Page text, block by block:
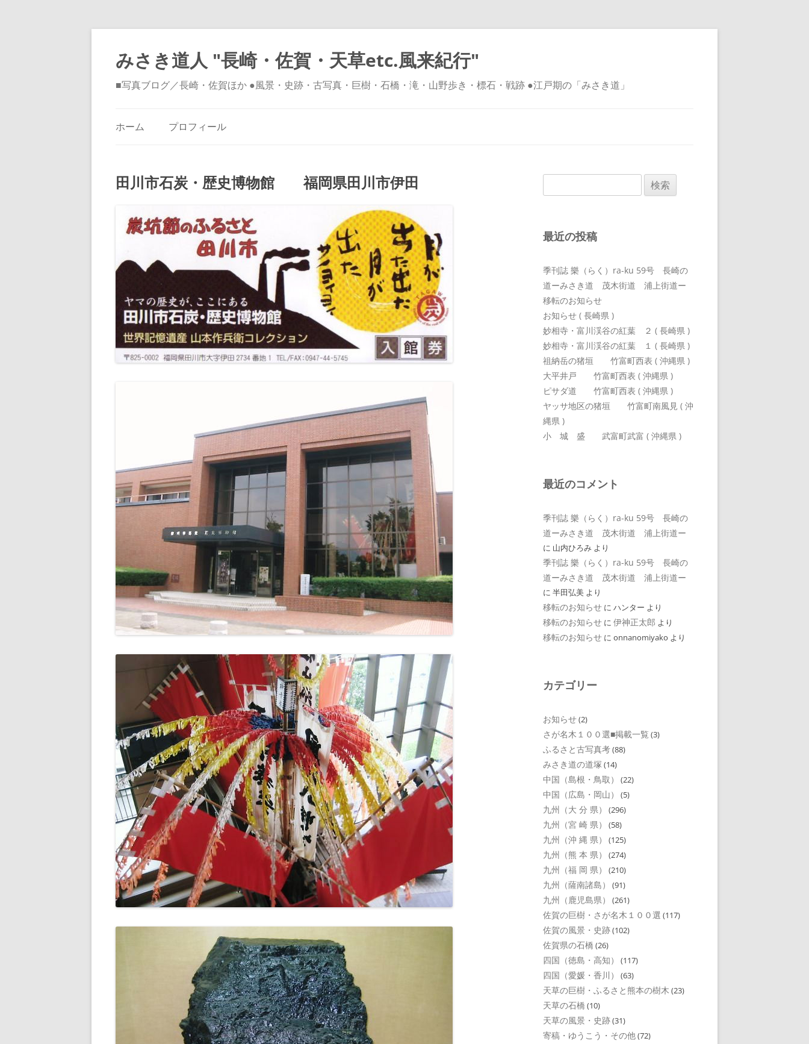
みさき道人 "長崎・佐賀・天草etc.風来紀行"
■写真ブログ／長崎・佐賀ほか ●風景・史跡・古写真・巨樹・石橋・滝・山野歩き・標石・戦跡 ●江戸期の「みさき道」
ッ
プ
ホーム プロフィール
田川市石炭・歴史博物館 福岡県田川市伊田
索:
最近の投稿
季刊誌 樂（らく）ra-ku 59号 長崎の
道ーみさき道 茂木街道 浦上街道ー
移転のお知らせ
お知らせ ( 長崎県 )
妙相寺・富川渓谷の紅葉 ２ ( 長崎県 )
妙相寺・富川渓谷の紅葉 １ ( 長崎県 )
祖納岳の猪垣 竹富町西表 ( 沖縄県 )
大平井戸 竹富町西表 ( 沖縄県 )
ピサダ道 竹富町西表 ( 沖縄県 )
ヤッサ地区の猪垣 竹富町南風見 ( 沖
縄県 )
小 城 盛 武富町武富 ( 沖縄県 )
最近のコメント
季刊誌 樂（らく）ra-ku 59号 長崎の
道ーみさき道 茂木街道 浦上街道ー
に 山内ひろみ より
季刊誌 樂（らく）ra-ku 59号 長崎の
道ーみさき道 茂木街道 浦上街道ー
に 半田弘美 より
移転のお知らせ に ハンター より
移転のお知らせ に 伊神正太郎 より
移転のお知らせ に onnanomiyako より
カテゴリー
お知らせ(2)
さが名木１００選■掲載一覧 (3)
ふるさと古写真考(88)
みさき道の道塚 (14)
中国（島根・鳥取） (22)
中国（広島・岡山） (5)
九州（大 分 県） (296)
九州（宮 崎 県） (58)
九州（沖 縄 県） (125)
九州（熊 本 県） (274)
九州（福 岡 県） (210)
九州（薩南諸島） (91)
九州（鹿児島県） (261)
佐賀の巨樹・さが名木１００選 (117)
佐賀の風景・史跡(102)
佐賀県の石橋 (26)
四国（徳島・高知） (117)
四国（愛媛・香川） (63)
天草の巨樹・ふるさと熊本の樹木 (23)
天草の石橋 (10)
天草の風景・史跡(31)
寄稿・ゆうこう・その他(72)